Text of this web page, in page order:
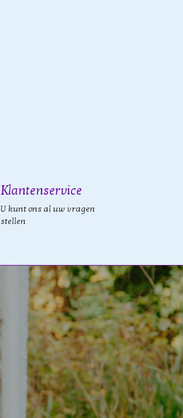
Klantenservice
U kunt ons al uw vragen
stellen